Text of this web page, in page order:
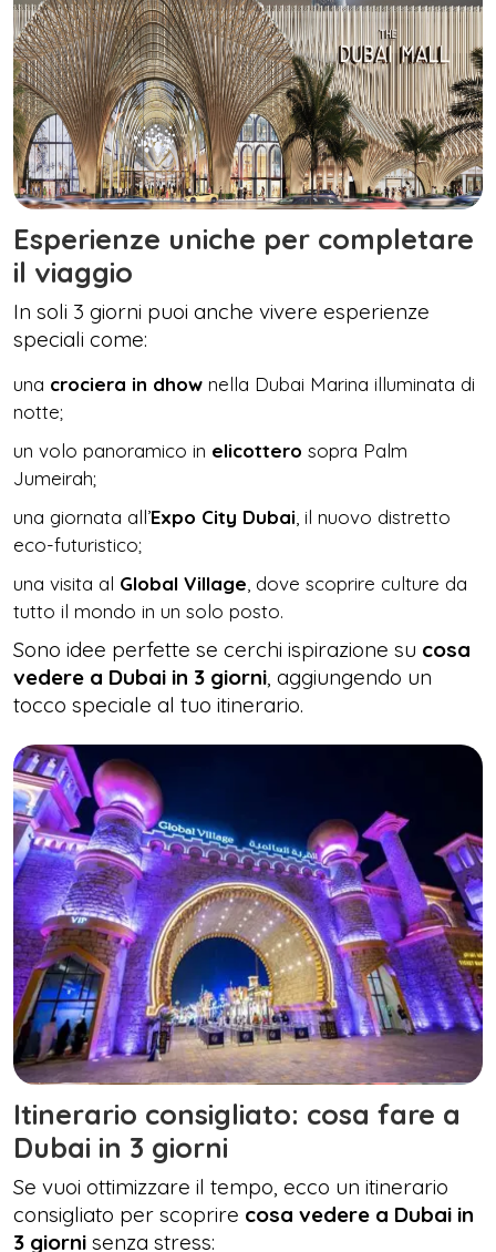
Esperienze uniche per completare
il viaggio
In soli 3 giorni puoi anche vivere esperienze
speciali come:
una crociera in dhow nella Dubai Marina illuminata di
notte;
un volo panoramico in elicottero sopra Palm
Jumeirah;
una giornata all’Expo City Dubai , il nuovo distretto
eco-futuristico;
una visita al Global Village , dove scoprire culture da
tutto il mondo in un solo posto.
Sono idee perfette se cerchi ispirazione su cosa
vedere a Dubai in 3 giorni, aggiungendo un
tocco speciale al tuo itinerario.
Itinerario consigliato: cosa fare a
Dubai in 3 giorni
Se vuoi ottimizzare il tempo, ecco un itinerario
consigliato per scoprire cosa vedere a Dubai in
3 giorni senza stress: